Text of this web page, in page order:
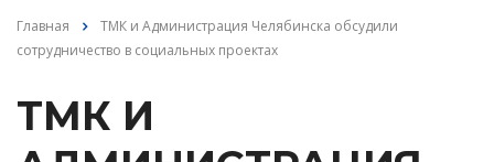
Главная
ТМК и Администрация Челябинска обсудили
сотрудничество в социальных проектах
ТМК И